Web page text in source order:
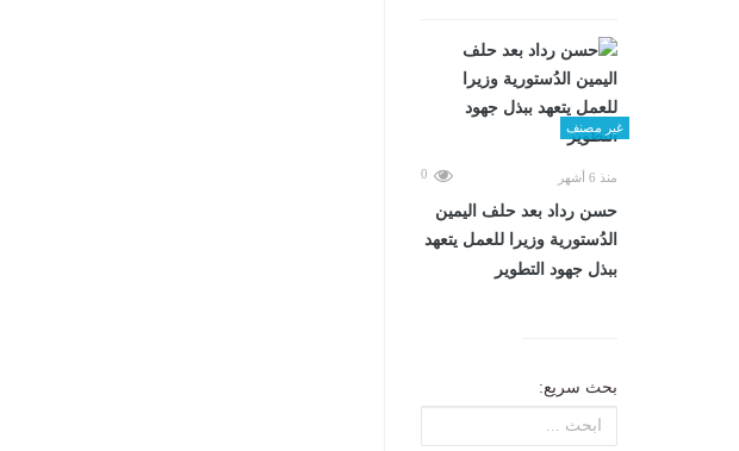
غير مصنف
منذ 6 أشهر 0
حسن رداد بعد حلف اليمين
الدُستورية وزيرا للعمل يتعهد
ببذل جهود التطوير
بحث سريع: